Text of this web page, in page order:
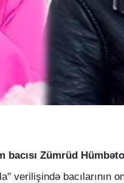
Zümrüd
verilişində bacılarının